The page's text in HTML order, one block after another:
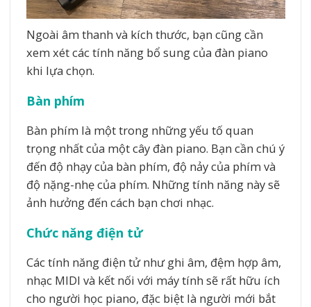
Ngoài âm thanh và kích thước, bạn cũng cần
xem xét các tính năng bổ sung của đàn piano
khi lựa chọn.
Bàn phím
Bàn phím là một trong những yếu tố quan
trọng nhất của một cây đàn piano. Bạn cần chú ý
đến độ nhạy của bàn phím, độ nảy của phím và
độ nặng-nhẹ của phím. Những tính năng này sẽ
ảnh hưởng đến cách bạn chơi nhạc.
Chức năng điện tử
Các tính năng điện tử như ghi âm, đệm hợp âm,
nhạc MIDI và kết nối với máy tính sẽ rất hữu ích
cho người học piano, đặc biệt là người mới bắt